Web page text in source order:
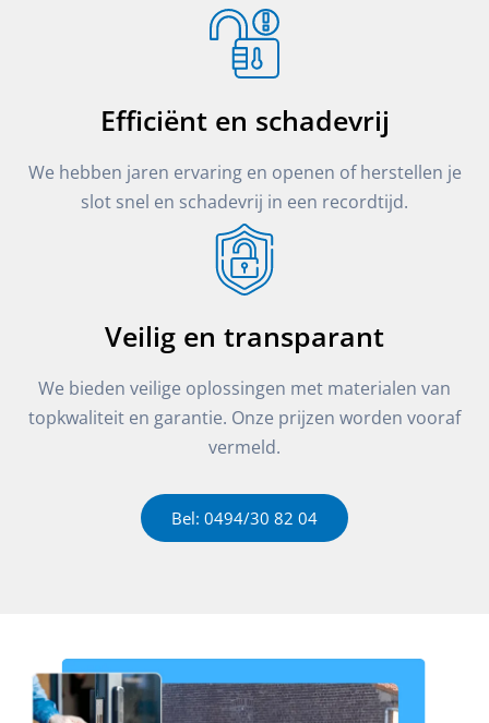
Efficiënt en schadevrij
We hebben jaren ervaring en openen of herstellen je
slot snel en schadevrij in een recordtijd.
Veilig en transparant
We bieden veilige oplossingen met materialen van
topkwaliteit en garantie. Onze prijzen worden vooraf
vermeld.
Bel: 0494/30 82 04